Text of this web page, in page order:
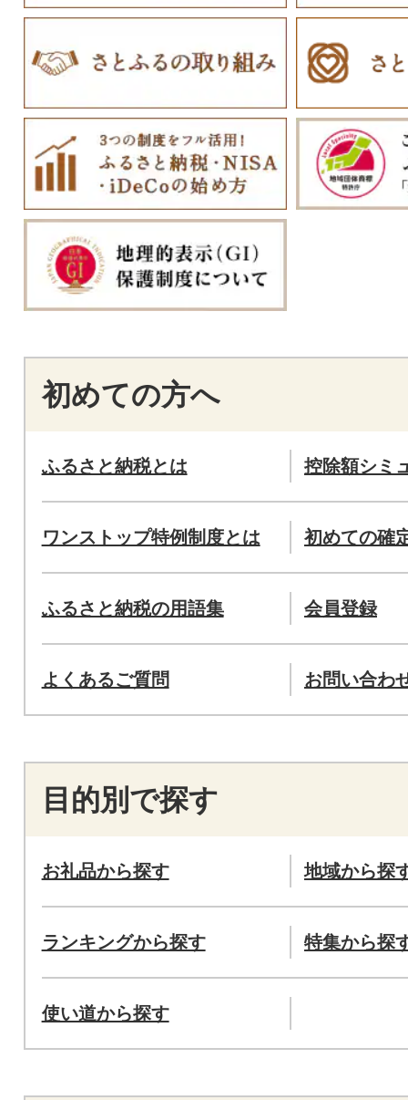
初めての方へ
ふるさと納税とは 控除額シミ
ワンストップ特例制度とは 初めての確
ふるさと納税の用語集 会員登録
よくあるご質問 お問い合わ
目的別で探す
お礼品から探す 地域から探
ランキングから探す 特集から探
使い道から探す